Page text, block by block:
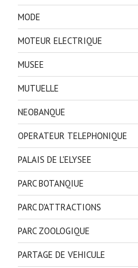
MODE
MOTEUR ELECTRIQUE
MUSEE
MUTUELLE
NEOBANQUE
OPERATEUR TELEPHONIQUE
PALAIS DE L'ELYSEE
PARC BOTANQIUE
PARC D'ATTRACTIONS
PARC ZOOLOGIQUE
PARTAGE DE VEHICULE